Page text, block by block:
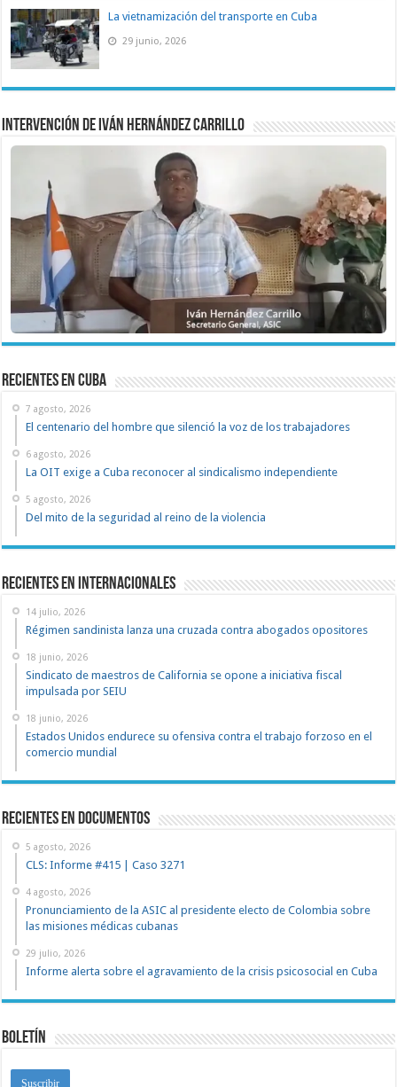
La vietnamización del transporte en Cuba
29 junio, 2026
Intervención de Iván Hernández Carrillo
recientes en cuba
7 agosto, 2026
El centenario del hombre que silenció la voz de los trabajadores
6 agosto, 2026
La OIT exige a Cuba reconocer al sindicalismo independiente
5 agosto, 2026
Del mito de la seguridad al reino de la violencia
Recientes en Internacionales
14 julio, 2026
Régimen sandinista lanza una cruzada contra abogados opositores
18 junio, 2026
Sindicato de maestros de California se opone a iniciativa fiscal
impulsada por SEIU
18 junio, 2026
Estados Unidos endurece su ofensiva contra el trabajo forzoso en el
comercio mundial
recientes en documentos
5 agosto, 2026
CLS: Informe #415 | Caso 3271
4 agosto, 2026
Pronunciamiento de la ASIC al presidente electo de Colombia sobre
las misiones médicas cubanas
29 julio, 2026
Informe alerta sobre el agravamiento de la crisis psicosocial en Cuba
Boletín